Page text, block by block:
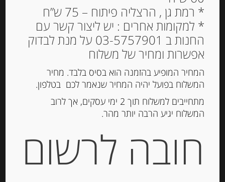
גבינה בשלה ברי מפולפת
25% שומן Paysan Breton
₪ 23.00
מק"ט:3412290001846
קטגוריות: גבינות ארוזות, גבינות רכות
תיאור
* רמת גן , הרצליה פיתוח – 75 ש”ח
* למקומות אחרים : יש ליצור קשר עם
החנות ב 03-5757901 על מנת לבדוק
אפשרות ומחיר של משלוח
המחיר המופיע בהזמנה הוא בסיס בלבד. מחיר
המשלוח בפועל יהיה המחיר שנאמר לכם בטלפון.
מתחייבים למשלוח תוך 2 ימי עסקים, אך לרוב
המשלוח יגיע הרבה יותר מהר.
חובה לרשום